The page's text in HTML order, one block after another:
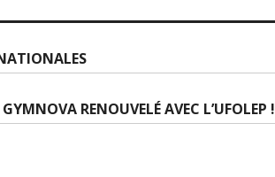
RENOUVELÉ AVEC L’UFOLEP !